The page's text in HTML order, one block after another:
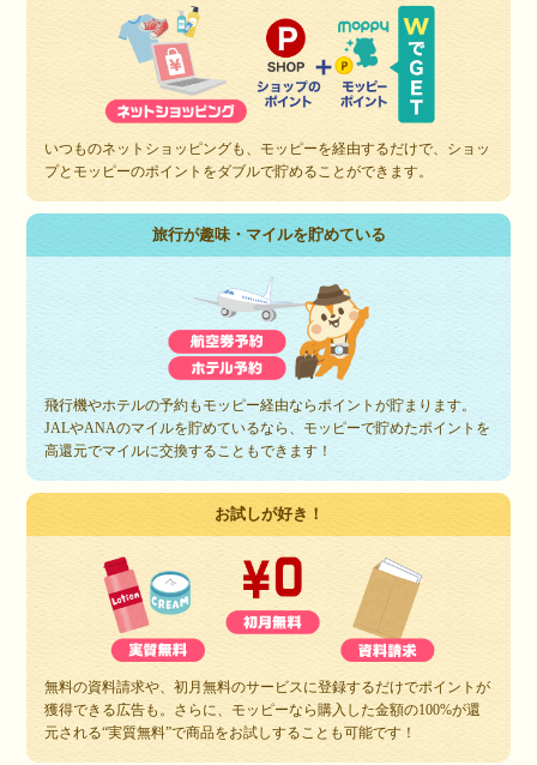
いつものネットショッピングも、モッピーを経由するだけで、ショッ
プとモッピーのポイントをダブルで貯めることができます。
旅行が趣味・マイルを貯めている
飛行機やホテルの予約もモッピー経由ならポイントが貯まります。
JALやANAのマイルを貯めているなら、モッピーで貯めたポイントを
高還元でマイルに交換することもできます！
お試しが好き！
無料の資料請求や、初月無料のサービスに登録するだけでポイントが
獲得できる広告も。さらに、モッピーなら購入した金額の100%が還
元される“実質無料”で商品をお試しすることも可能です！